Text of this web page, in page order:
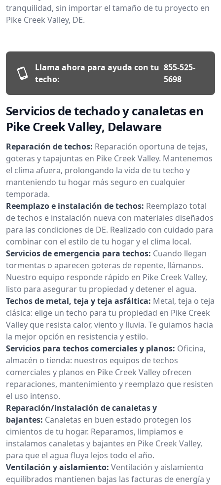
tranquilidad, sin importar el tamaño de tu proyecto en
Pike Creek Valley, DE.
Llama ahora para ayuda con tu
techo:
855-525-
5698
Servicios de techado y canaletas en
Pike Creek Valley, Delaware
Reparación de techos: Reparación oportuna de tejas,
goteras y tapajuntas en Pike Creek Valley. Mantenemos
el clima afuera, prolongando la vida de tu techo y
manteniendo tu hogar más seguro en cualquier
temporada.
Reemplazo e instalación de techos: Reemplazo total
de techos e instalación nueva con materiales diseñados
para las condiciones de DE. Realizado con cuidado para
combinar con el estilo de tu hogar y el clima local.
Servicios de emergencia para techos: Cuando llegan
tormentas o aparecen goteras de repente, llámanos.
Nuestro equipo responde rápido en Pike Creek Valley,
listo para asegurar tu propiedad y detener el agua.
Techos de metal, teja y teja asfáltica: Metal, teja o teja
clásica: elige un techo para tu propiedad en Pike Creek
Valley que resista calor, viento y lluvia. Te guiamos hacia
la mejor opción en resistencia y estilo.
Servicios para techos comerciales y planos: Oficina,
almacén o tienda: nuestros equipos de techos
comerciales y planos en Pike Creek Valley ofrecen
reparaciones, mantenimiento y reemplazo que resisten
el uso intenso.
Reparación/instalación de canaletas y
bajantes: Canaletas en buen estado protegen los
cimientos de tu hogar. Reparamos, limpiamos e
instalamos canaletas y bajantes en Pike Creek Valley,
para que el agua fluya lejos todo el año.
Ventilación y aislamiento: Ventilación y aislamiento
equilibrados mantienen bajas las facturas de energía y